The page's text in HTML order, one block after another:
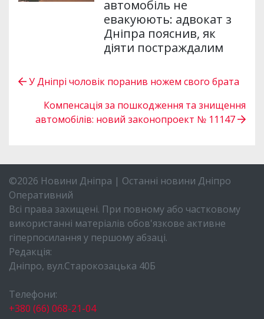
автомобіль не
евакуюють: адвокат з
Дніпра пояснив, як
діяти постраждалим
У Дніпрі чоловік поранив ножем свого брата
Компенсація за пошкодження та знищення
автомобілів: новий законопроект № 11147
©2026 Новини Дніпра | Останні новини Дніпро
Оперативний
Всі права захищені. При повному або частковому
використанні матеріалів обов'язкове активне
гіперпосилання у першому абзаці.
Редакція:
Дніпро, вул.Старокозацька 40Б
Телефони:
+380 (66) 068-21-04